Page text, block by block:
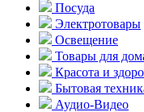
Посуда
Электротовары
Освещение
Товары для
Красота и
Бытовая
Аудио-Видео